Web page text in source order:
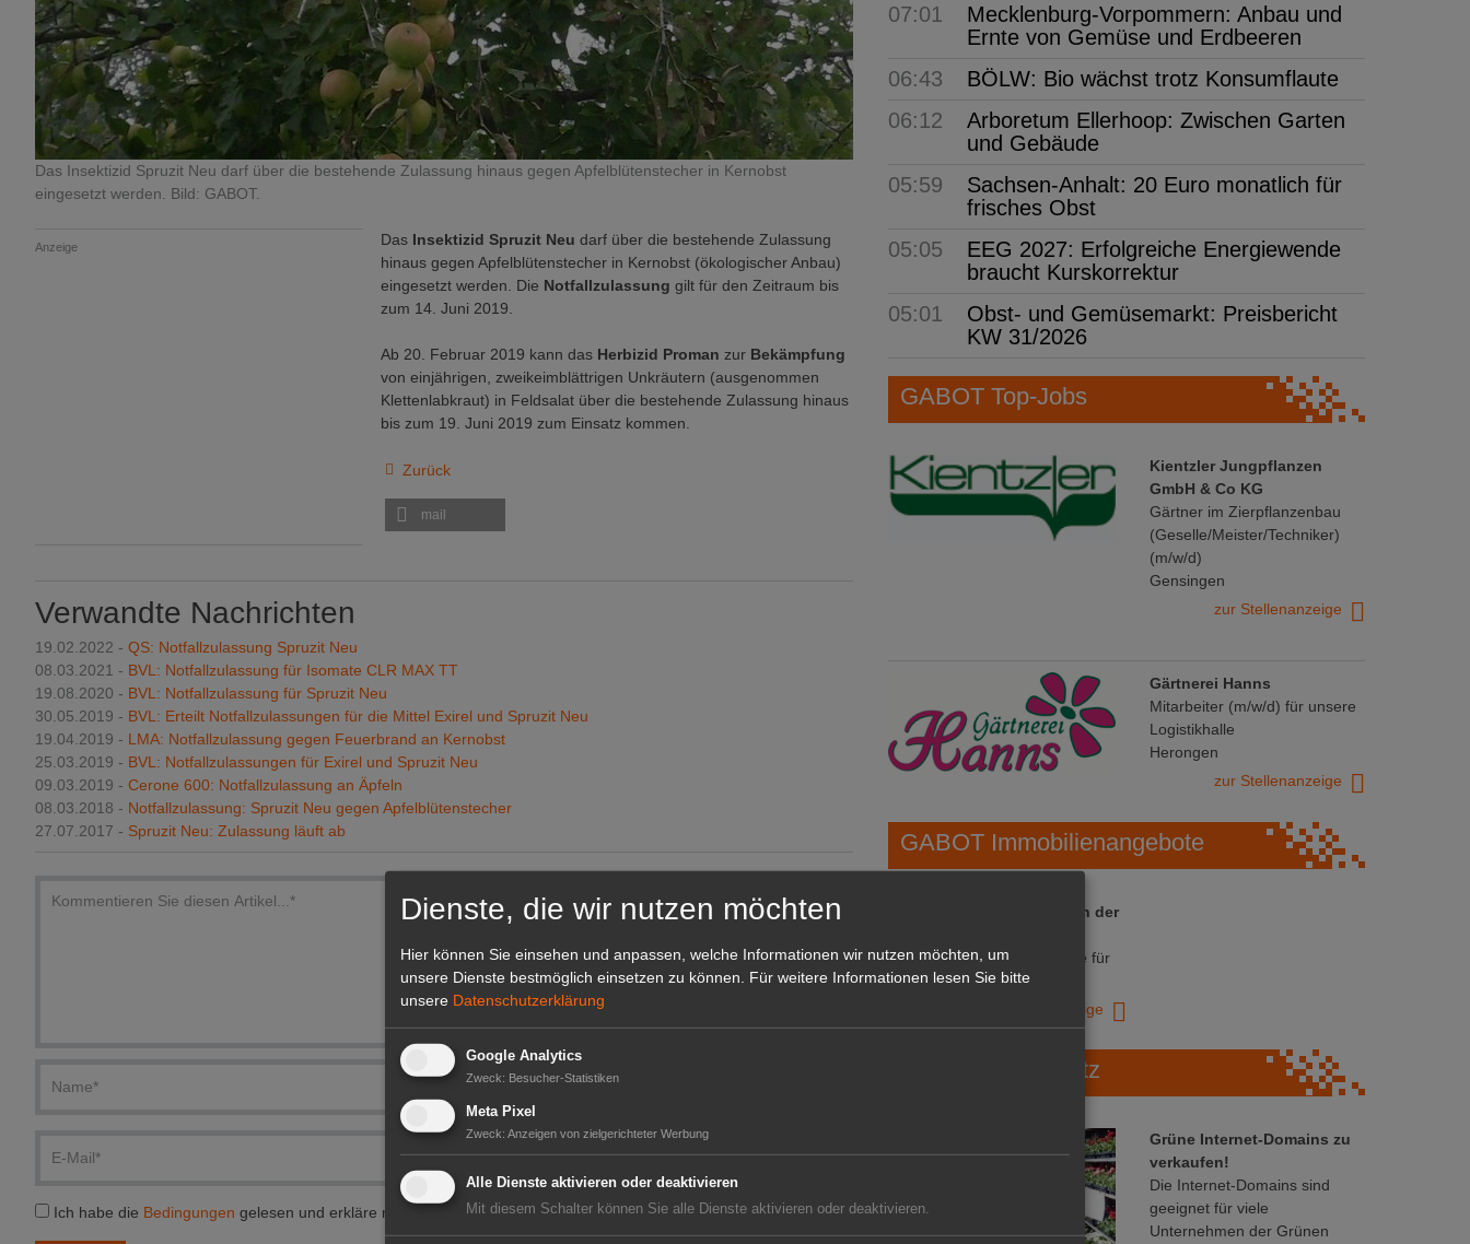
Das Insektizid Spruzit Neu darf über die bestehende Zulassung hinaus gegen Apfelblütenstecher in Kernobst
eingesetzt werden. Bild: GABOT.
Anzeige Das Insektizid Spruzit Neu darf über die bestehende Zulassung
hinaus gegen Apfelblütenstecher in Kernobst (ökologischer Anbau)
eingesetzt werden. Die Notfallzulassung gilt für den Zeitraum bis
zum 14. Juni 2019.
Ab 20. Februar 2019 kann das Herbizid Proman zur Bekämpfung
von einjährigen, zweikeimblättrigen Unkräutern (ausgenommen
Klettenlabkraut) in Feldsalat über die bestehende Zulassung hinaus
bis zum 19. Juni 2019 zum Einsatz kommen.
Zurück
mail
Verwandte Nachrichten
19.02.2022 - QS: Notfallzulassung Spruzit Neu
08.03.2021 - BVL: Notfallzulassung für Isomate CLR MAX TT
19.08.2020 - BVL: Notfallzulassung für Spruzit Neu
30.05.2019 - BVL: Erteilt Notfallzulassungen für die Mittel Exirel und Spruzit Neu
19.04.2019 - LMA: Notfallzulassung gegen Feuerbrand an Kernobst
25.03.2019 - BVL: Notfallzulassungen für Exirel und Spruzit Neu
09.03.2019 - Cerone 600: Notfallzulassung an Äpfeln
08.03.2018 - Notfallzulassung: Spruzit Neu gegen Apfelblütenstecher
27.07.2017 - Spruzit Neu: Zulassung läuft ab
Ich habe die Bedingungen gelesen und erkläre mich einverstanden.
07:01
Mecklenburg-Vorpommern: Anbau und
Ernte von Gemüse und Erdbeeren
06:43
BÖLW: Bio wächst trotz Konsumflaute
06:12
Arboretum Ellerhoop: Zwischen Garten
und Gebäude
05:59
Sachsen-Anhalt: 20 Euro monatlich für
frisches Obst
05:05
EEG 2027: Erfolgreiche Energiewende
braucht Kurskorrektur
05:01
Obst- und Gemüsemarkt: Preisbericht
KW 31/2026
GABOT Top-Jobs
Kientzler Jungpflanzen
GmbH & Co KG
Gärtner im Zierpflanzenbau
(Geselle/Meister/Techniker)
(m/w/d)
Gensingen
zur Stellenanzeige
Gärtnerei Hanns
Mitarbeiter (m/w/d) für unsere
Logistikhalle
Herongen
zur Stellenanzeige
GABOT Immobilienangebote
1A-Lage, ihre Chance in der
Repräsentative Immobilie für
IHREN Betrieb!
zur Anzeige
GABOT Marktplatz
Grüne Internet-Domains zu
verkaufen!
Die Internet-Domains sind
geeignet für viele
Unternehmen der Grünen
Dienste, die wir nutzen möchten
Hier können Sie einsehen und anpassen, welche Informationen wir nutzen möchten, um
unsere Dienste bestmöglich einsetzen zu können.
Für weitere Informationen lesen Sie bitte
unsere Datenschutzerklärung
Google Analytics
Zweck: Besucher-Statistiken
Meta Pixel
Zweck: Anzeigen von zielgerichteter Werbung
Alle Dienste aktivieren oder deaktivieren
Mit diesem Schalter können Sie alle Dienste aktivieren oder deaktivieren.